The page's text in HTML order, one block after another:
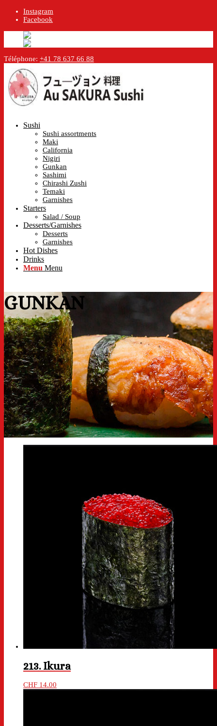
Instagram
Facebook
Téléphone: +41 78 637 66 88
Sushi
Sushi assortments
Maki
California
Nigiri
Gunkan
Sashimi
Chirashi Zushi
Temaki
Garnishes
Starters
Salad / Soup
Desserts/Garnishes
Desserts
Garnishes
Hot Dishes
Drinks
Menu Menu
GUNKAN
213. Ikura
CHF 14.00